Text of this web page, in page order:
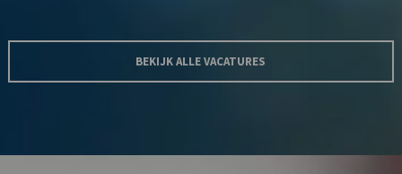
BEKIJK ALLE VACATURES